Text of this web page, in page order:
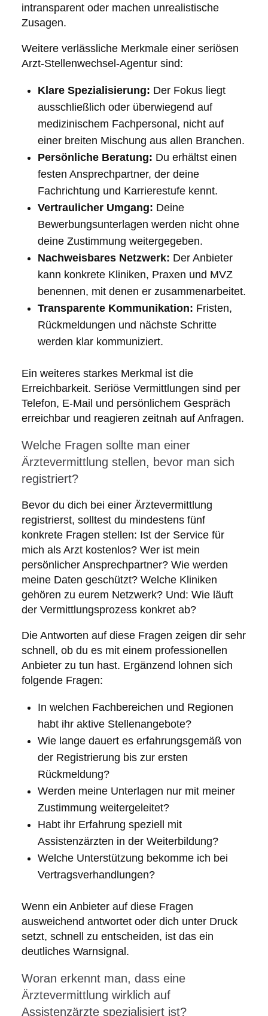
intransparent oder machen unrealistische
Zusagen.
Weitere verlässliche Merkmale einer seriösen
Arzt-Stellenwechsel-Agentur sind:
Klare Spezialisierung: Der Fokus liegt
ausschließlich oder überwiegend auf
medizinischem Fachpersonal, nicht auf
einer breiten Mischung aus allen Branchen.
Persönliche Beratung: Du erhältst einen
festen Ansprechpartner, der deine
Fachrichtung und Karrierestufe kennt.
Vertraulicher Umgang: Deine
Bewerbungsunterlagen werden nicht ohne
deine Zustimmung weitergegeben.
Nachweisbares Netzwerk: Der Anbieter
kann konkrete Kliniken, Praxen und MVZ
benennen, mit denen er zusammenarbeitet.
Transparente Kommunikation: Fristen,
Rückmeldungen und nächste Schritte
werden klar kommuniziert.
Ein weiteres starkes Merkmal ist die
Erreichbarkeit. Seriöse Vermittlungen sind per
Telefon, E-Mail und persönlichem Gespräch
erreichbar und reagieren zeitnah auf Anfragen.
Welche Fragen sollte man einer
Ärztevermittlung stellen, bevor man sich
registriert?
Bevor du dich bei einer Ärztevermittlung
registrierst, solltest du mindestens fünf
konkrete Fragen stellen: Ist der Service für
mich als Arzt kostenlos? Wer ist mein
persönlicher Ansprechpartner? Wie werden
meine Daten geschützt? Welche Kliniken
gehören zu eurem Netzwerk? Und: Wie läuft
der Vermittlungsprozess konkret ab?
Die Antworten auf diese Fragen zeigen dir sehr
schnell, ob du es mit einem professionellen
Anbieter zu tun hast. Ergänzend lohnen sich
folgende Fragen:
In welchen Fachbereichen und Regionen
habt ihr aktive Stellenangebote?
Wie lange dauert es erfahrungsgemäß von
der Registrierung bis zur ersten
Rückmeldung?
Werden meine Unterlagen nur mit meiner
Zustimmung weitergeleitet?
Habt ihr Erfahrung speziell mit
Assistenzärzten in der Weiterbildung?
Welche Unterstützung bekomme ich bei
Vertragsverhandlungen?
Wenn ein Anbieter auf diese Fragen
ausweichend antwortet oder dich unter Druck
setzt, schnell zu entscheiden, ist das ein
deutliches Warnsignal.
Woran erkennt man, dass eine
Ärztevermittlung wirklich auf
Assistenzärzte spezialisiert ist?